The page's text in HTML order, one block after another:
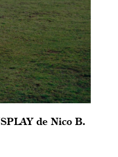
de Nico B.